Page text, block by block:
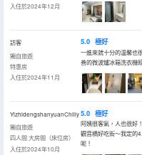
入住於2024年12月
訪客
獨自旅遊
特惠房
入住於2024年11月
5.0 極好
一進來就十分的温馨也
善的微波爐冰箱洗衣機
YizhidengshanyuanChilly
獨自旅遊
四人間 大房間（床位房）
入住於2024年10月
5.0 極好
阿姨很客氣，人也很好
觀音橋好吃街～我定的
呢！